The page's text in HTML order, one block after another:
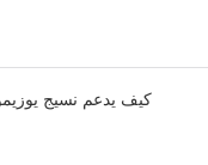
كيف يدعم نسيج